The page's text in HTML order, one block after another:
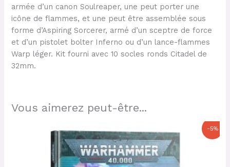
armée d’un canon Soulreaper, une peut porter une
icône de flammes, et une peut être assemblée sous
forme d’Aspiring Sorcerer, armé d’un sceptre de force
et d’un pistolet bolter Inferno ou d’un lance-flammes
Warp léger. Kit fourni avec 10 socles ronds Citadel de
32mm.
Vous aimerez peut-être...
-5%
prix
initial
était :
50,00 €.
prix
actuel
est :
47,50 €.